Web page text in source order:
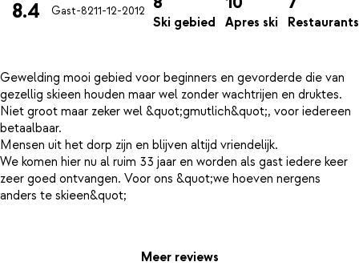
8.4 Gast-8211-12-2012
Ski gebied Apres ski Restaurants
Gewelding mooi gebied voor beginners en gevorderde die van
gezellig skieen houden maar wel zonder wachtrijen en druktes.
Niet groot maar zeker wel &quot;gmutlich&quot;, voor iedereen
betaalbaar.
Mensen uit het dorp zijn en blijven altijd vriendelijk.
We komen hier nu al ruim 33 jaar en worden als gast iedere keer
zeer goed ontvangen. Voor ons &quot;we hoeven nergens
anders te skieen&quot;
Meer reviews